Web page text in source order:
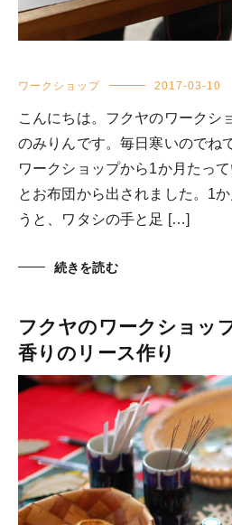
ワークショップ 2017-03-10
こんにちは。フクヤのワークシ
のみりんです。毎日寒いのでね
ワークショップから1か月たっ
とお布団から出されました。1
うと、ワタシの手と足 […]
続きを読む
フクヤのワークショッ
香りのリース作り